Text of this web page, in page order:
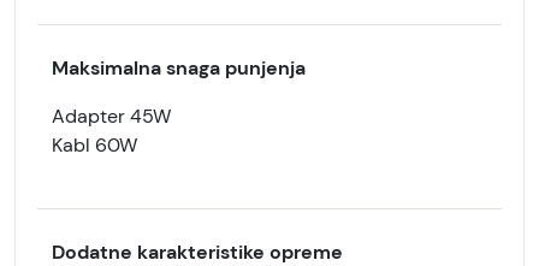
Maksimalna snaga punjenja
Adapter 45W
Kabl 60W
Dodatne karakteristike opreme